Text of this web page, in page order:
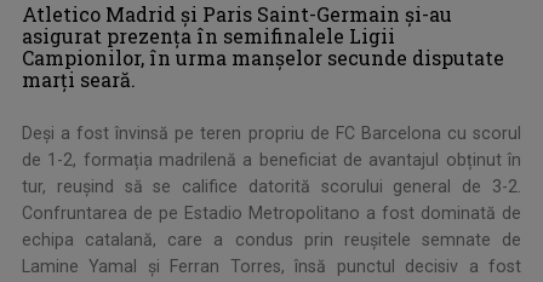
Atletico Madrid și Paris Saint-Germain și-au
asigurat prezența în semifinalele Ligii
Campionilor, în urma manșelor secunde disputate
marți seară.
Deși a fost învinsă pe teren propriu de FC Barcelona cu scorul
de 1-2, formația madrilenă a beneficiat de avantajul obținut în
tur, reușind să se califice datorită scorului general de 3-2.
Confruntarea de pe Estadio Metropolitano a fost dominată de
echipa catalană, care a condus prin reușitele semnate de
Lamine Yamal și Ferran Torres, însă punctul decisiv a fost